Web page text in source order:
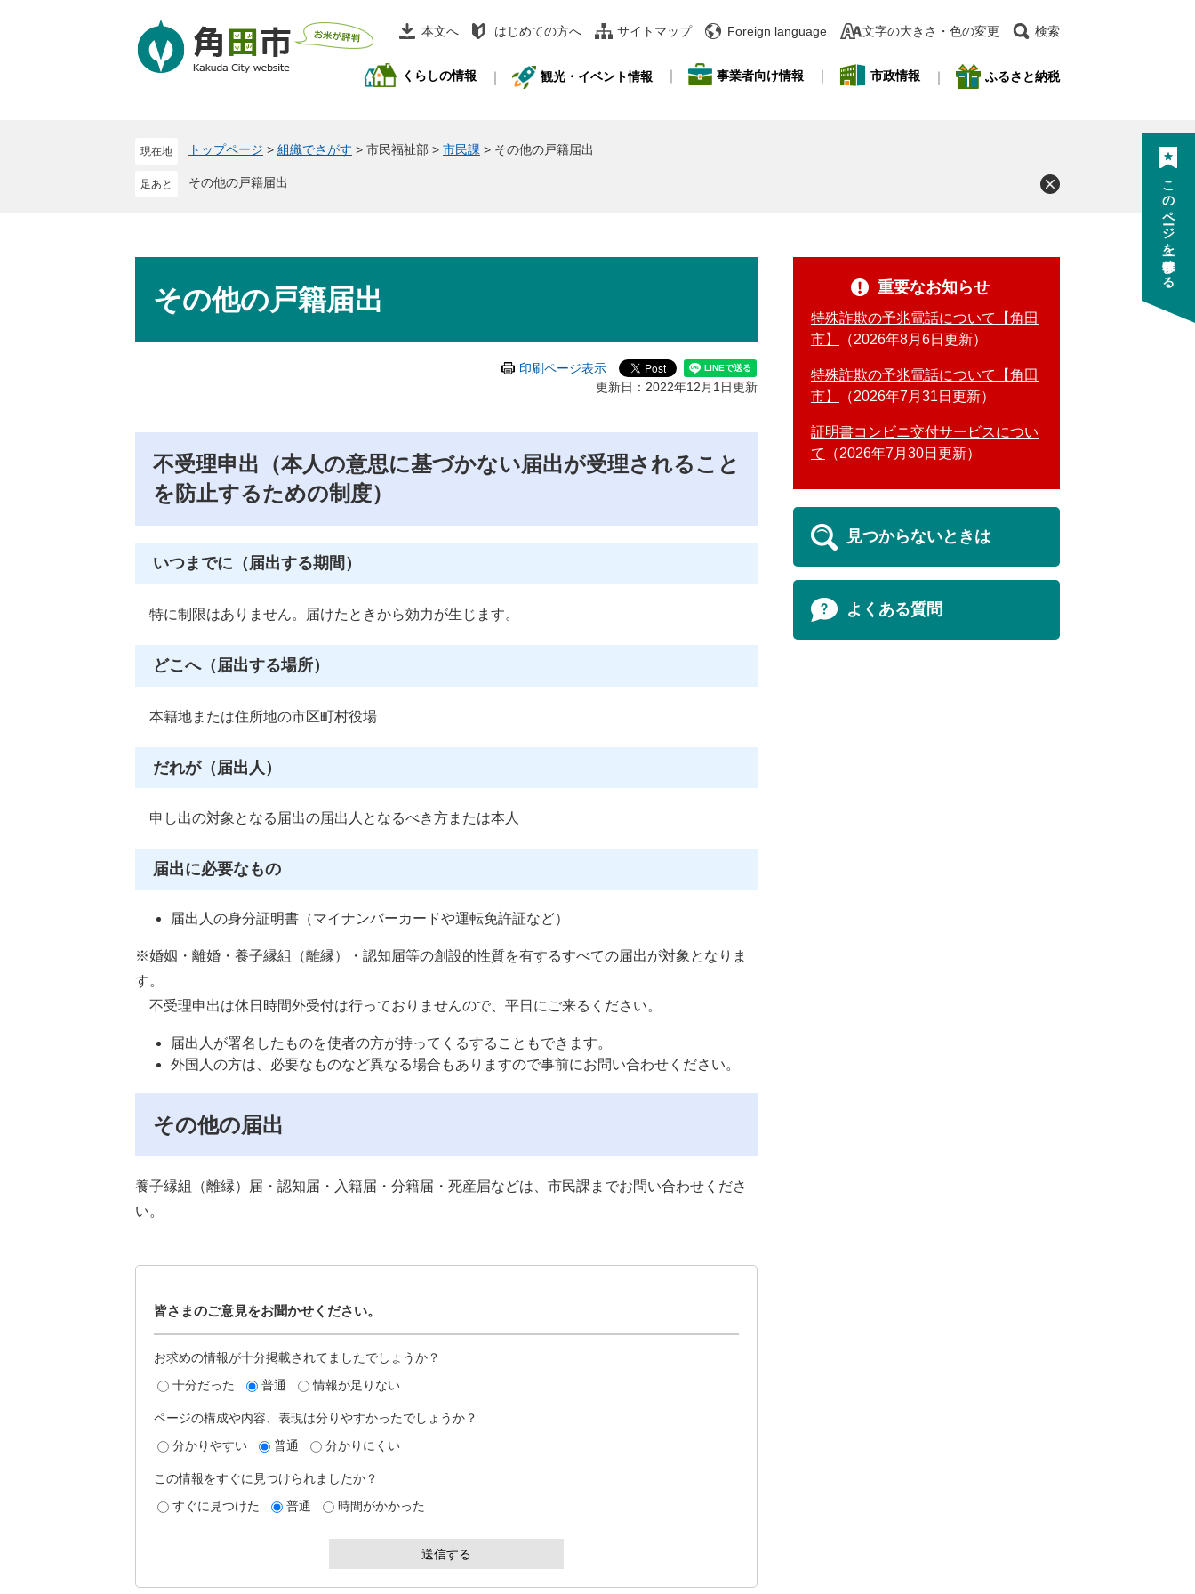
本文へ はじめての方へ サイトマップ Foreign language 文字の大きさ・色の変更 検索
くらしの情報 観光・イベント情報 事業者向け情報 市政情報 ふるさと納税
現在地 トップページ > 組織でさがす > 市民福祉部 > 市民課 > その他の戸籍届出
その他の戸籍届出
その他の戸籍届出
印刷ページ表示
更新日：2022年12月1日更新
不受理申出（本人の意思に基づかない届出が受理されること
を防止するための制度）
いつまでに（届出する期間）
特に制限はありません。届けたときから効力が生じます。
どこへ（届出する場所）
本籍地または住所地の市区町村役場
だれが（届出人）
申し出の対象となる届出の届出人となるべき方または本人
届出に必要なもの
届出人の身分証明書（マイナンバーカードや運転免許証など）
※婚姻・離婚・養子縁組（離縁）・認知届等の創設的性質を有するすべての届出が対象となりま
す。
不受理申出は休日時間外受付は行っておりませんので、平日にご来るください。
届出人が署名したものを使者の方が持ってくるすることもできます。
外国人の方は、必要なものなど異なる場合もありますので事前にお問い合わせください。
その他の届出
養子縁組（離縁）届・認知届・入籍届・分籍届・死産届などは、市民課までお問い合わせくださ
い。
皆さまのご意見をお聞かせください。
お求めの情報が十分掲載されてましたでしょうか？
十分だった
普通 情報が足りない
ページの構成や内容、表現は分りやすかったでしょうか？
分かりやすい
普通 分かりにくい
この情報をすぐに見つけられましたか？
すぐに見つけた
普通 時間がかかった
重要なお知らせ
特殊詐欺の予兆電話について【角田
市】
2026年8月6日更新
特殊詐欺の予兆電話について【角田
市】
2026年7月31日更新
証明書コンビニ交付サービスについ
て
2026年7月30日更新
見つからないときは
よくある質問
このページを一時保存する